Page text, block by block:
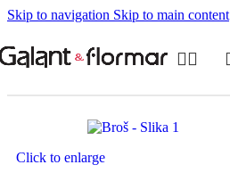
Skip to navigation Skip to main content
Click to enlarge